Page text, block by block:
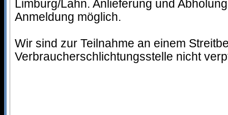
Limburg/Lahn. Anlieferung und
Anmeldung möglich.
Wir sind zur Teilnahme an einem
Verbraucherschlichtungsstelle nicht